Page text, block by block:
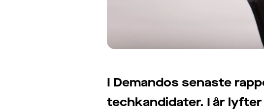
I Demandos senaste
techkandidater. I år